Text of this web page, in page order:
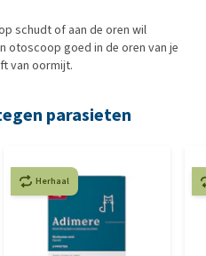
schudt of aan de oren wil
otoscoop goed in de oren van je
van oormijt.
parasieten
Herhaal